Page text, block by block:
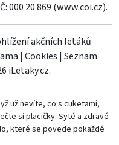
000 20 869 (www.coi.cz).
akčních letáků
| Cookies | Seznam
iLetaky.cz.
už nevíte, co s cuketami,
si placičky: Syté a zdravé
které se povede pokaždé